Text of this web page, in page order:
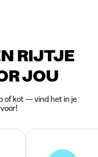
RIJTJE
JOU
of kot — vind het in je